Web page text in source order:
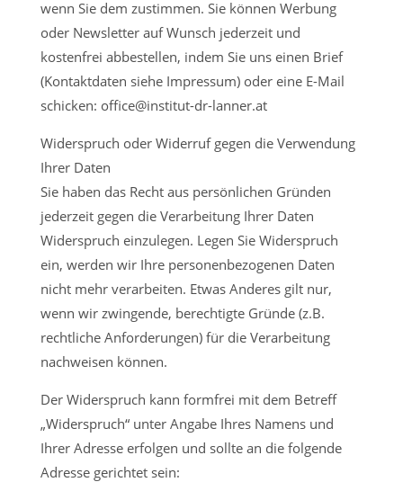
wenn Sie dem zustimmen. Sie können Werbung
oder Newsletter auf Wunsch jederzeit und
kostenfrei abbestellen, indem Sie uns einen Brief
(Kontaktdaten siehe Impressum) oder eine E-Mail
schicken: office@institut-dr-lanner.at
Widerspruch oder Widerruf gegen die Verwendung
Ihrer Daten
Sie haben das Recht aus persönlichen Gründen
jederzeit gegen die Verarbeitung Ihrer Daten
Widerspruch einzulegen. Legen Sie Widerspruch
ein, werden wir Ihre personenbezogenen Daten
nicht mehr verarbeiten. Etwas Anderes gilt nur,
wenn wir zwingende, berechtigte Gründe (z.B.
rechtliche Anforderungen) für die Verarbeitung
nachweisen können.
Der Widerspruch kann formfrei mit dem Betreff
„Widerspruch“ unter Angabe Ihres Namens und
Ihrer Adresse erfolgen und sollte an die folgende
Adresse gerichtet sein: